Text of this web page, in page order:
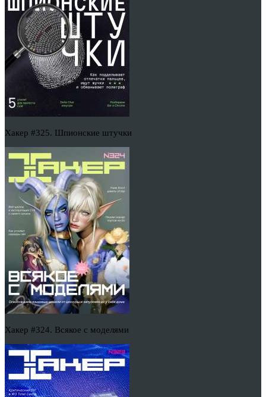
Хакер #325. Шпионские штучки
Хакер #324. Всякое с моделями